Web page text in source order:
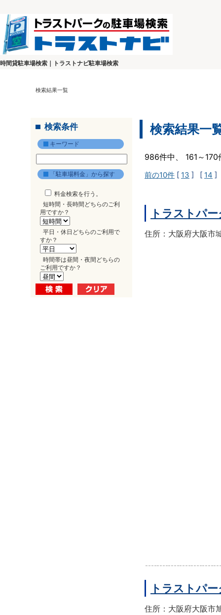
時間貸駐車場検索｜トラストナビ駐車場検索
検索結果一覧
検索条件
キーワード
「駐車場料金」から探す
料金検索を行う。
短時間・長時間どちらのご利
用ですか？
平日・休日どちらのご利用で
すか？
時間帯は昼間・夜間どちらの
ご利用ですか？
検索結果一
986件中、 161～
前の10件 [ 13 ] [ 14 ]
トラストパ
住所：大阪府大阪市
トラストパ
住所：大阪府大阪市